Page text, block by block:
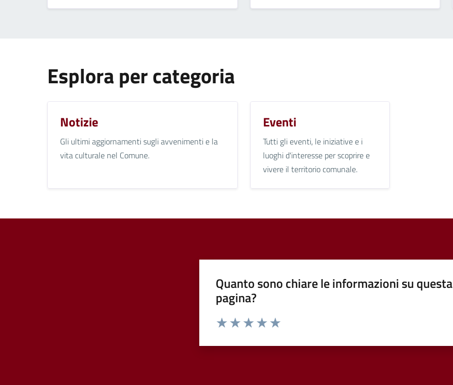
Esplora per categoria
Notizie
Gli ultimi aggiornamenti sugli avvenimenti e la
vita culturale nel Comune.
Eventi
Tutti gli eventi, le iniziative e i
luoghi d'interesse per scoprire e
vivere il territorio comunale.
Quanto sono chiare le informazioni su questa
pagina?
Valuta da 1 a 5 stelle la pagina